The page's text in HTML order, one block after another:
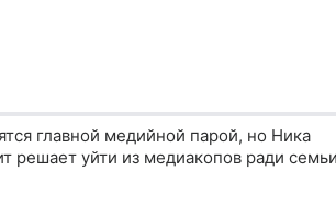
главной медийной парой, но Ника
решает уйти из медиакопов ради